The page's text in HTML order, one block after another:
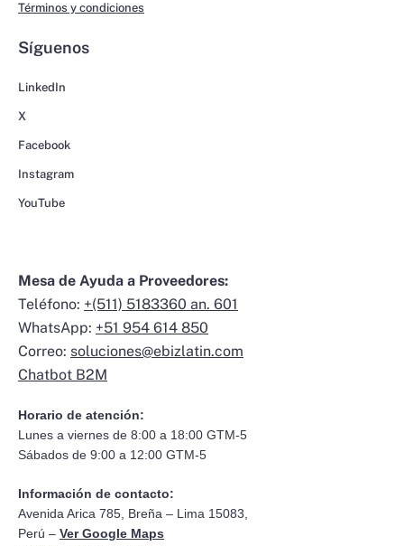
Términos y condiciones
Síguenos
LinkedIn
X
Facebook
Instagram
YouTube
Mesa de Ayuda a Proveedores:
Teléfono: +(511) 5183360 an. 601
WhatsApp: +51 954 614 850
Correo: soluciones@ebizlatin.com
Chatbot B2M
Horario de atención:
Lunes a viernes de 8:00 a 18:00 GTM-5
Sábados de 9:00 a 12:00 GTM-5
Información de contacto:
Avenida Arica 785, Breña – Lima 15083,
Perú – Ver Google Maps